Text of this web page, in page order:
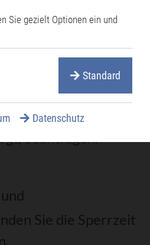
formlos bei der
Bezirk die
beantragen.
Sie die Sperrzeit
Sie gezielt Optionen ein und
Standard
Datenschutz